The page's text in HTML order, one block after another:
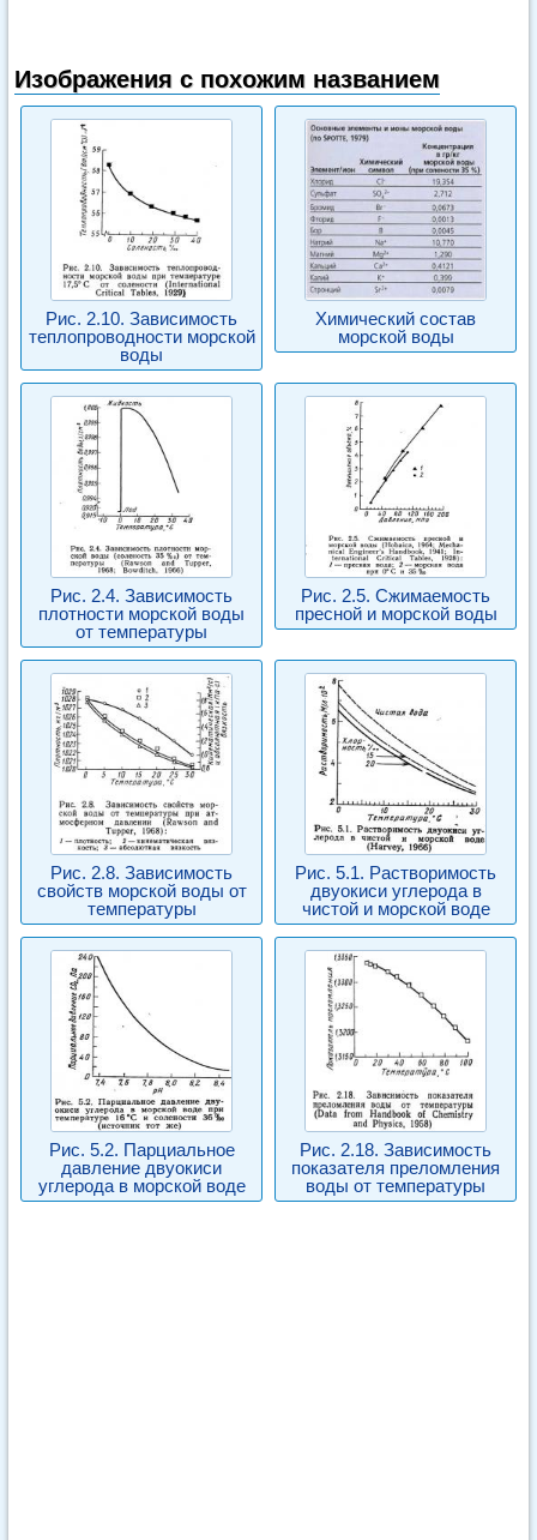
Изображения с похожим названием
Рис. 2.10. Зависимость
теплопроводности морской
воды
Химический состав
морской воды
Рис. 2.4. Зависимость
плотности морской воды
от температуры
Рис. 2.5. Сжимаемость
пресной и морской воды
Рис. 2.8. Зависимость
свойств морской воды от
температуры
Рис. 5.1. Растворимость
двуокиси углерода в
чистой и морской воде
Рис. 5.2. Парциальное
давление двуокиси
углерода в морской воде
Рис. 2.18. Зависимость
показателя преломления
воды от температуры